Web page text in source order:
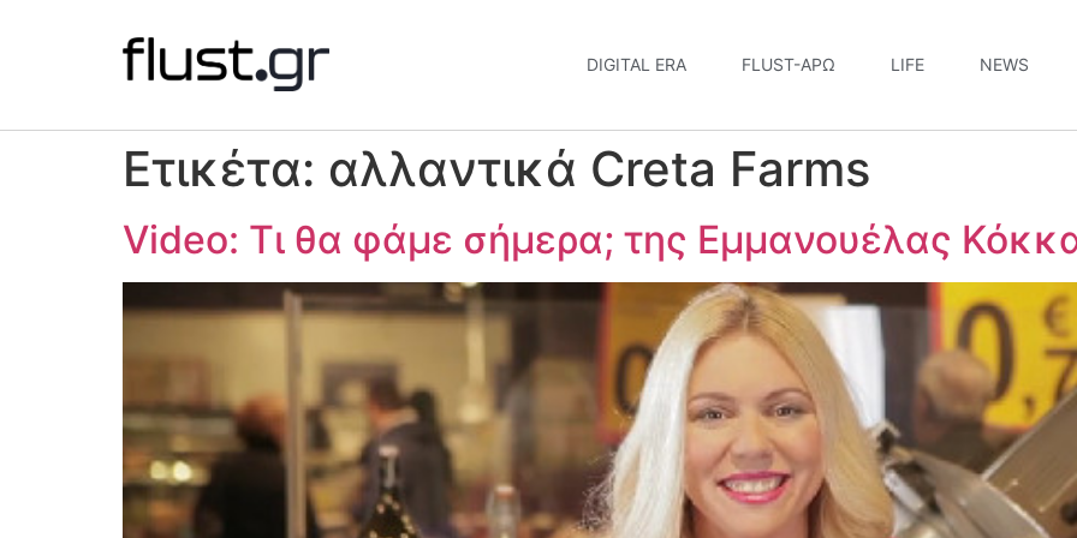
DIGITAL ERA FLUST-ΆΡΩ LIFE NEWS
Ετικέτα: αλλαντικά Creta Farms
Video: Τι θα φάμε σήμερα; της Εμμανουέλας